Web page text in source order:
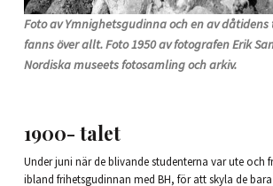
Foto av Ymnighetsgudinna och en av
fanns över allt. Foto 1950 av fotografen Erik
Nordiska museets fotosamling och arkiv.
1900- talet
Under juni när de blivande studenterna var ute och
ibland frihetsgudinnan med BH, för att skyla de